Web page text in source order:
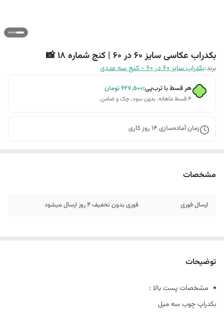
بکدراب عکاسی سایز 60 در 60 | کنج شماره 18 📸
برند:بکدراپ سایز 60 در 60 - کنج سه عددی
هر قسط با ترب‌پی:۶۲۷٬۵۰۰تومان
۴ قسط ماهانه. بدون سود، چک و ضامن.
زمان آماده‌سازی 14 روز کاری
مشخصات
ارسال فوری فوری بدون تخفیف 4 روز ارسال میشود
توضیحات
مشخصات پست بالا :
بکدراپ چوب سه میل